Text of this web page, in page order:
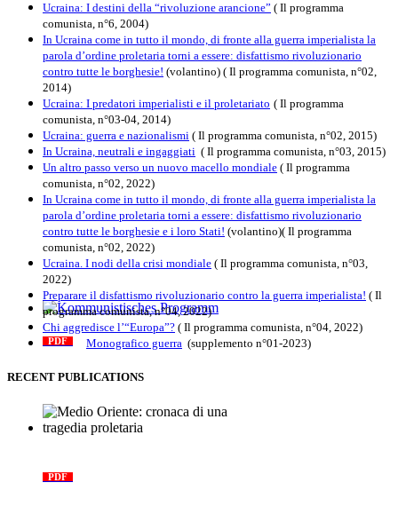
Kommunistisches Programm
PDF n°10 - 2026
Ucraina: I destini della “rivoluzione arancione” ( Il programma
comunista, n°6, 2004)
In Ucraina come in tutto il mondo, di fronte alla guerra imperialista la
parola d’ordine proletaria torni a essere: disfattismo rivoluzionario
contro tutte le borghesie! (volantino) ( Il programma comunista, n°02,
2014)
Ucraina: I predatori imperialisti e il proletariato ( Il programma
comunista, n°03-04, 2014)
Ucraina: guerra e nazionalismi ( Il programma comunista, n°02, 2015)
In Ucraina, neutrali e ingaggiati ( Il programma comunista, n°03, 2015)
Un altro passo verso un nuovo macello mondiale ( Il programma
comunista, n°02, 2022)
In Ucraina come in tutto il mondo, di fronte alla guerra imperialista la
parola d’ordine proletaria torni a essere: disfattismo rivoluzionario
contro tutte le borghesie e i loro Stati! (volantino)( Il programma
comunista, n°02, 2022)
Ucraina. I nodi della crisi mondiale ( Il programma comunista, n°03,
2022)
Preparare il disfattismo rivoluzionario contro la guerra imperialista! ( Il
programma comunista, n°04, 2022)
Chi aggredisce l’“Europa”? ( Il programma comunista, n°04, 2022)
Monografico guerra (supplemento n°01-2023)
RECENT PUBLICATIONS
PDF